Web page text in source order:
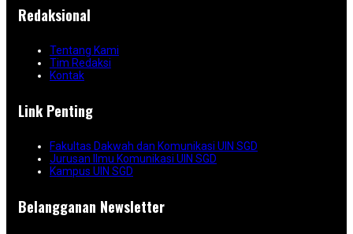
Redaksional
Tentang Kami
Tim Redaksi
Kontak
Link Penting
Fakultas Dakwah dan Komunikasi UIN SGD
Jurusan Ilmu Komunikasi UIN SGD
Kampus UIN SGD
Belangganan Newsletter